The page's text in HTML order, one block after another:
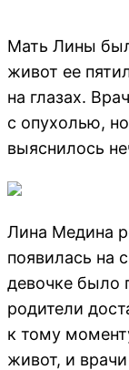
Мать Лины
живот ее
на глазах.
с опухолью,
выяснилось
Лина Медина
появилась на
девочке было
родители
к тому
живот, и